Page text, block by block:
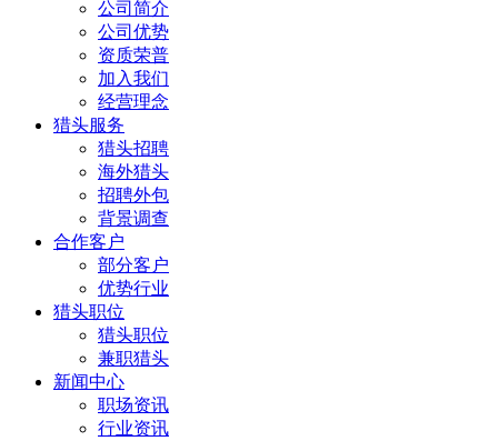
公司简介
公司优势
资质荣普
加入我们
经营理念
猎头服务
猎头招聘
海外猎头
招聘外包
背景调查
合作客户
部分客户
优势行业
猎头职位
猎头职位
兼职猎头
新闻中心
职场资讯
行业资讯